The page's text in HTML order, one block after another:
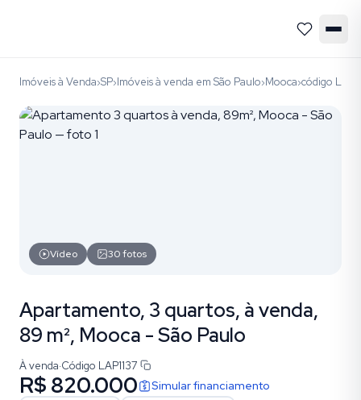
Imóveis à Venda›SP›Imóveis à venda em São Paulo›Mooca›código
Vídeo 30fotos
Apartamento, 3 quartos, à venda,
89 m², Mooca - São Paulo
À venda·Código LAP1137
R$ 820.000 Simular financiamento